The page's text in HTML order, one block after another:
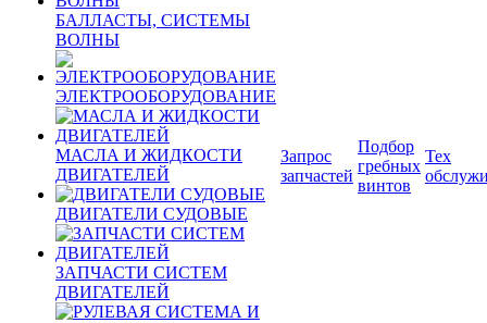
БАЛЛАСТЫ, СИСТЕМЫ
ВОЛНЫ
ЭЛЕКТРООБОРУДОВАНИЕ
МАСЛА И ЖИДКОСТИ
ДВИГАТЕЛЕЙ
ДВИГАТЕЛИ СУДОВЫЕ
ЗАПЧАСТИ СИСТЕМ
ДВИГАТЕЛЕЙ
Запрос
запчастей
Подбор
гребных
винтов
Тех